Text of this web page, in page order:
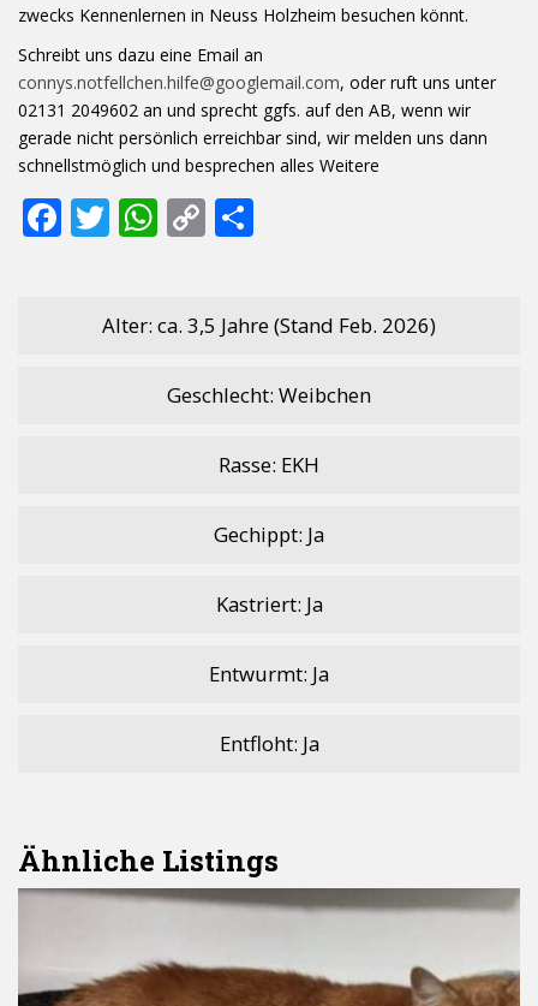
zwecks Kennenlernen in Neuss Holzheim besuchen könnt.
Schreibt uns dazu eine Email an
connys.notfellchen.hilfe@googlemail.com, oder ruft uns unter
02131 2049602 an und sprecht ggfs. auf den AB, wenn wir
gerade nicht persönlich erreichbar sind, wir melden uns dann
schnellstmöglich und besprechen alles Weitere
F T
er
W
s
p
C
y
n
k
n
Alter: ca. 3,5 Jahre (Stand Feb. 2026)
Geschlecht: Weibchen
Rasse: EKH
Gechippt: Ja
Kastriert: Ja
Entwurmt: Ja
Entfloht: Ja
Ähnliche Listings